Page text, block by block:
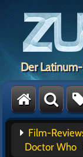
Der
Film-
Doctor Who